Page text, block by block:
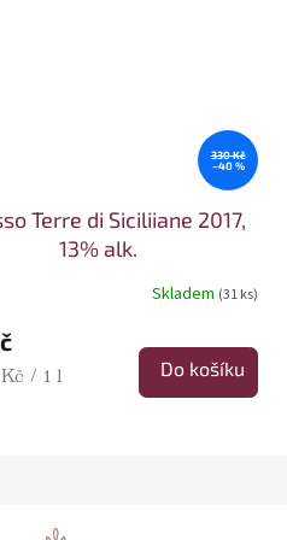
330 Kč
–40 %
Terre di Siciliiane 2017,
13% alk.
Skladem (31 ks)
/ 1 l Do košíku